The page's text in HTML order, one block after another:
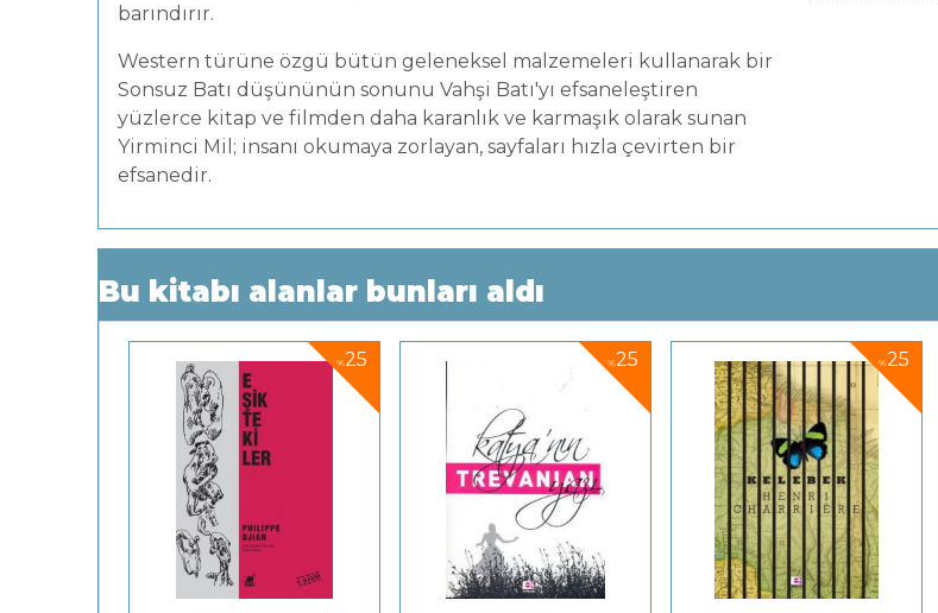
barındırır.
Western türüne özgü bütün geleneksel malzemeleri kullanarak bir
Sonsuz Batı düşününün sonunu Vahşi Batı'yı efsaneleştiren
yüzlerce kitap ve filmden daha karanlık ve karmaşık olarak sunan
Yirminci Mil; insanı okumaya zorlayan, sayfaları hızla çevirten bir
efsanedir.
Bu kitabı alanlar bunları aldı
%25 %25 %25